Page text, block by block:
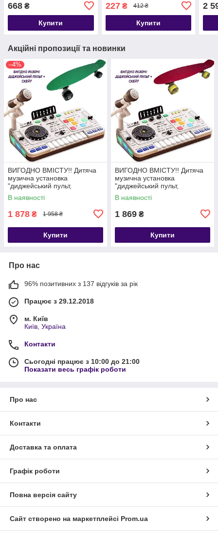
магнітах) арт. 68379
668 ₴
Купити
227₴ 412 ₴
Купити
2
Акційні пропозиції та новинки
–4%
ВИГОДНО ВМІСТУ!! Дитяча
музична установка
"диджейський пульт,
синтезатор" арт. 8 D 8 B +
Скейт арт. 76761/4040
В наявності
1 878 ₴ 1 958 ₴
Купити
ВИГОДНО ВМІСТУ!! Дитяча
музична установка
"диджейський пульт,
синтезатор" арт. 8 D 8 B +
Скейт арт. 76761/0220
В наявності
1 869 ₴
Купити
Про нас
96% позитивних з 137 відгуків за рік
Працює з 29.12.2018
м. Київ
Київ, Україна
Контакти
Сьогодні працює з 10:00 до 21:00
Показати весь графік роботи
Про нас
Контакти
Доставка та оплата
Графік роботи
Повна версія сайту
Сайт створено на маркетплейсі Prom.ua